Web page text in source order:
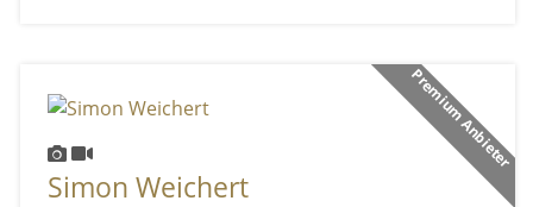
Premium Anbieter
Simon Weichert